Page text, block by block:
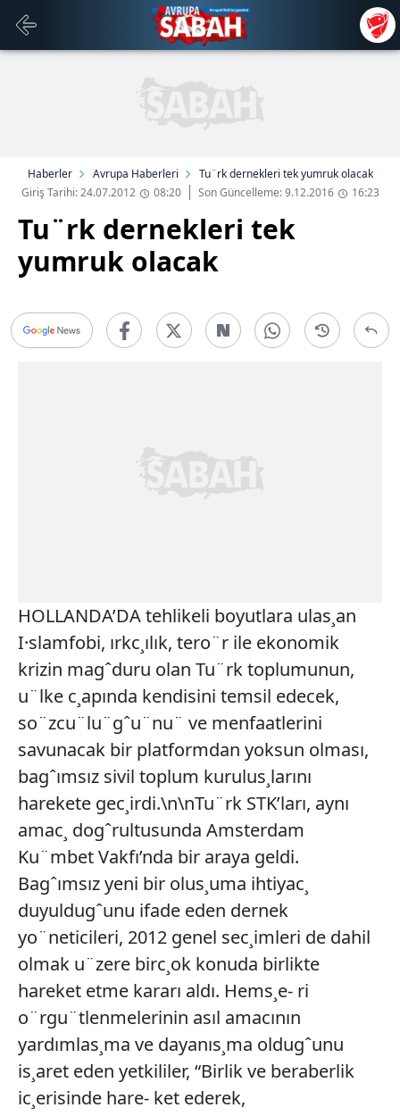
Haberler Avrupa Haberleri
Tu¨rk dernekleri tek yumruk olacak
Giriş Tarihi: 24.07.2012
08:20 Son Güncelleme: 9.12.2016 16:23
Tu¨rk dernekleri tek
yumruk olacak
HOLLANDA’DA tehlikeli boyutlara ulas¸an
I·slamfobi, ırkc¸ılık, tero¨r ile ekonomik
krizin magˆduru olan Tu¨rk toplumunun,
u¨lke c¸apında kendisini temsil edecek,
so¨zcu¨lu¨gˆu¨nu¨ ve menfaatlerini
savunacak bir platformdan yoksun olması,
bagˆımsız sivil toplum kurulus¸larını
harekete gec¸irdi.\n\nTu¨rk STK’ları, aynı
amac¸ dogˆrultusunda Amsterdam
Ku¨mbet Vakfı’nda bir araya geldi.
Bagˆımsız yeni bir olus¸uma ihtiyac¸
duyuldugˆunu ifade eden dernek
yo¨neticileri, 2012 genel sec¸imleri de dahil
olmak u¨zere birc¸ok konuda birlikte
hareket etme kararı aldı. Hems¸e- ri
o¨rgu¨tlenmelerinin asıl amacının
yardımlas¸ma ve dayanıs¸ma oldugˆunu
is¸aret eden yetkililer, “Birlik ve beraberlik
ic¸erisinde hare- ket ederek,